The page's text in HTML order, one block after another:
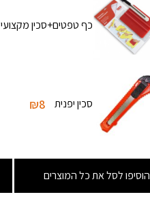
כף טפטים+סכין מקצועי
סכין יפנית ₪8
הוסיפו לסל את כל המוצרים